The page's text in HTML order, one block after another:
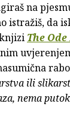
na
istražiš, da
The
ili
nema